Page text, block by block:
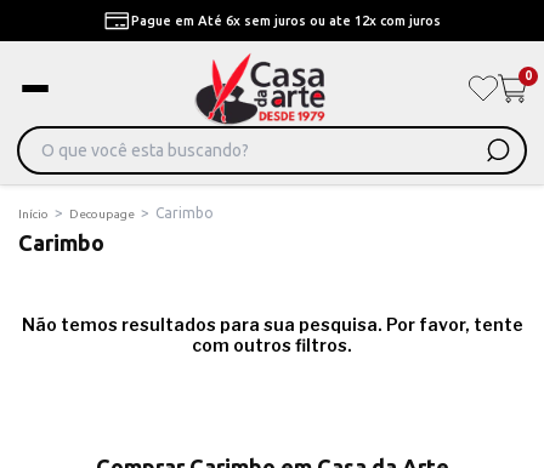
Pague em Até 6x sem juros ou ate 12x com juros
0
Início > Decoupage > Carimbo
Carimbo
Não temos resultados para sua pesquisa. Por favor, tente
com outros filtros.